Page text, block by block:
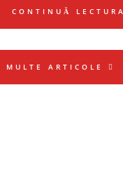
CONTINUĂ LECTURA
MULTE ARTICOLE